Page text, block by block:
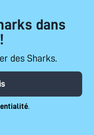
dans
des Sharks.
.